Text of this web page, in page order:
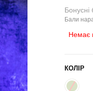
СОРОЧКИ
Бонусні
Бали
Немає
КОЛІР